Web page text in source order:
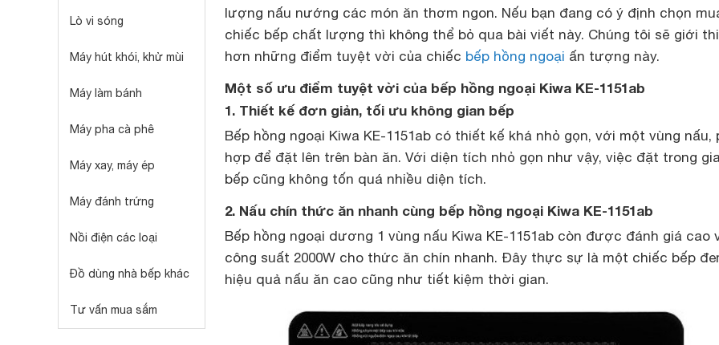
Lò vi sóng
Máy hút khói, khử mùi
Máy làm bánh
Máy pha cà phê
Máy xay, máy ép
Máy đánh trứng
Nồi điện các loại
Đồ dùng nhà bếp khác
Tư vấn mua sắm
lượng nấu nướng các món ăn thơm ngon. Nếu bạn đang có ý định chọn
chiếc bếp chất lượng thì không thể bỏ qua bài viết này. Chúng tôi sẽ giới
hơn những điểm tuyệt vời của chiếc bếp hồng ngoại ấn tượng này.
Một số ưu điểm tuyệt vời của bếp hồng ngoại Kiwa KE-1151ab
1. Thiết kế đơn giản, tối ưu không gian bếp
Bếp hồng ngoại Kiwa KE-1151ab có thiết kế khá nhỏ gọn, với một vùng nấu,
hợp để đặt lên trên bàn ăn. Với diện tích nhỏ gọn như vậy, việc đặt trong
bếp cũng không tốn quá nhiều diện tích.
2. Nấu chín thức ăn nhanh cùng bếp hồng ngoại Kiwa KE-1151ab
Bếp hồng ngoại dương 1 vùng nấu Kiwa KE-1151ab còn được đánh giá cao
công suất 2000W cho thức ăn chín nhanh. Đây thực sự là một chiếc bếp
hiệu quả nấu ăn cao cũng như tiết kiệm thời gian.